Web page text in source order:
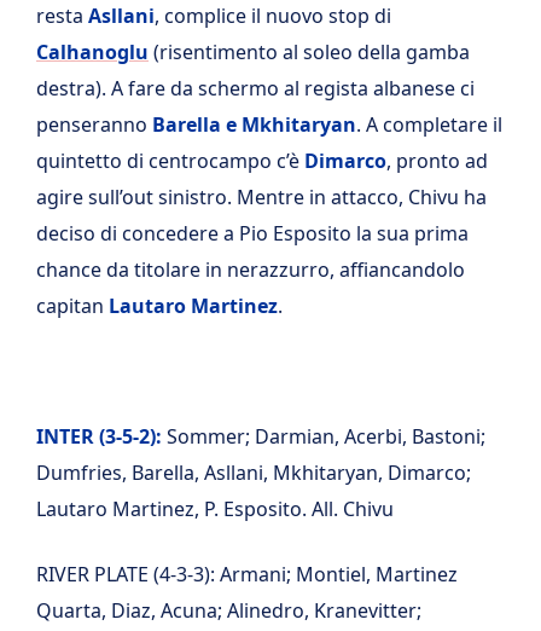
resta Asllani, complice il nuovo stop di
Calhanoglu (risentimento al soleo della gamba
destra). A fare da schermo al regista albanese ci
penseranno Barella e Mkhitaryan. A completare il
quintetto di centrocampo c’è Dimarco, pronto ad
agire sull’out sinistro. Mentre in attacco, Chivu ha
deciso di concedere a Pio Esposito la sua prima
chance da titolare in nerazzurro, affiancandolo
capitan Lautaro Martinez.
INTER(3-5-2): Sommer; Darmian, Acerbi, Bastoni;
Dumfries, Barella, Asllani, Mkhitaryan, Dimarco;
Lautaro Martinez, P. Esposito. All. Chivu
RIVER PLATE (4-3-3): Armani; Montiel, Martinez
Quarta, Diaz, Acuna; Alinedro, Kranevitter;